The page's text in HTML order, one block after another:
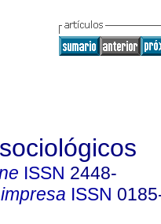
ISSN 2448-
ISSN